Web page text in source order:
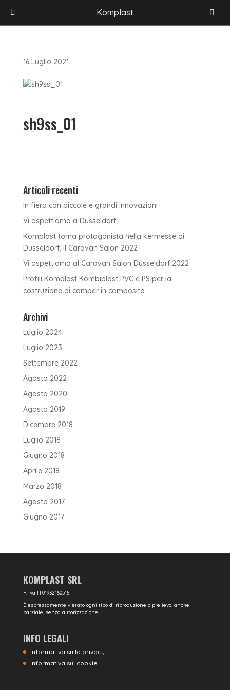
ART. SH9SS – CERNIERA SFILABILE CON ALZATA IN APERTURA
16 Luglio 2021
sh9ss_01
Articoli recenti
In fiera con piccole e grandi innovazioni
Vi aspettiamo a Dusseldorf!
Komplast torna protagonista nella kermesse di
Dusseldorf, il Caravan Salon 2022
Vi aspettiamo al Caravan Salon Dusseldorf 2022
Profili Komplast Kombiplast PVC e PS per la
costruzione di camper in composito
Archivi
Luglio 2024
Luglio 2023
Settembre 2022
Agosto 2022
Agosto 2020
Agosto 2019
Dicembre 2018
Luglio 2018
Giugno 2018
Aprile 2018
Marzo 2018
Agosto 2017
Giugno 2017
KOMPLAST SRL
P. Iva IT01932160516
È espressamente vietato ogni tipo di riproduzione o prelievo, anche
parziale, senza autorizzazione.
INFO LEGALI
Informativa sulla privacy
Informativa sui cookie
Komplast